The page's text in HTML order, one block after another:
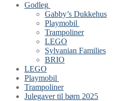
Godleg
Gabby’s Dukkehus
Playmobil
Trampoliner
LEGO
Sylvanian Families
BRIO
LEGO
Playmobil
Trampoliner
Julegaver til børn 2025